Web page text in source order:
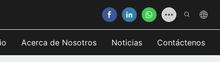
Acerca de Nosotros Noticias Contáctenos